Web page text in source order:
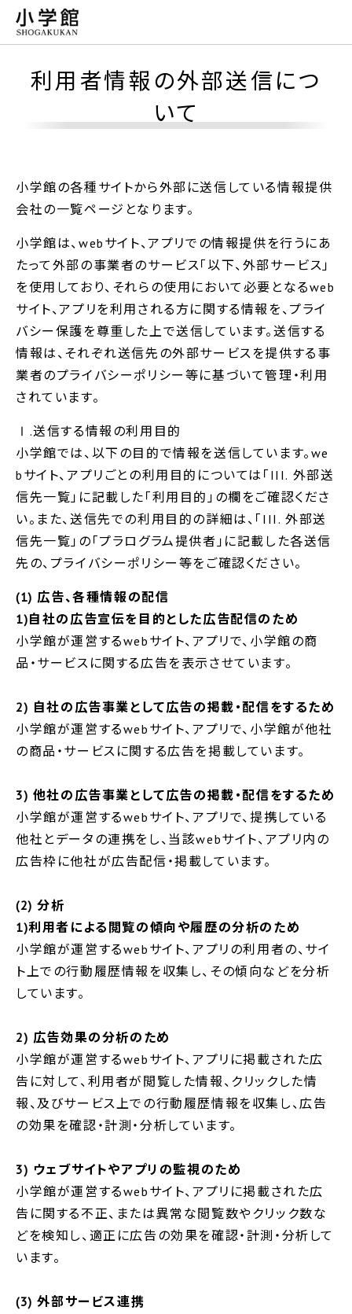
利用者情報の外部送信につ
いて
小学館の各種サイトから外部に送信している情報提供
会社の一覧ページとなります。
小学館は、webサイト、アプリでの情報提供を行うにあ
たって外部の事業者のサービス「以下、外部サービス」
を使用しており、それらの使用において必要となるweb
サイト、アプリを利用される方に関する情報を、プライ
バシー保護を尊重した上で送信しています。送信する
情報は、それぞれ送信先の外部サービスを提供する事
業者のプライバシーポリシー等に基づいて管理・利用
されています。
Ⅰ.送信する情報の利用目的
小学館では、以下の目的で情報を送信しています。we
bサイト、アプリごとの利用目的については「III. 外部送
信先一覧」に記載した「利用目的」の欄をご確認くださ
い。また、送信先での利用目的の詳細は、「III. 外部送
信先一覧」の「プラログラム提供者」に記載した各送信
先の、プライバシーポリシー等をご確認ください。
(1) 広告、各種情報の配信
1)自社の広告宣伝を目的とした広告配信のため
小学館が運営するwebサイト、アプリで、小学館の商
品・サービスに関する広告を表示させています。
2) 自社の広告事業として広告の掲載・配信をするため
小学館が運営するwebサイト、アプリで、小学館が他社
の商品・サービスに関する広告を掲載しています。
3) 他社の広告事業として広告の掲載・配信をするため
小学館が運営するwebサイト、アプリで、提携している
他社とデータの連携をし、当該webサイト、アプリ内の
広告枠に他社が広告配信・掲載しています。
(2) 分析
1)利用者による閲覧の傾向や履歴の分析のため
小学館が運営するwebサイト、アプリの利用者の、サイ
ト上での行動履歴情報を収集し、その傾向などを分析
しています。
2) 広告効果の分析のため
小学館が運営するwebサイト、アプリに掲載された広
告に対して、利用者が閲覧した情報、クリックした情
報、及びサービス上での行動履歴情報を収集し、広告
の効果を確認・計測・分析しています。
3) ウェブサイトやアプリの監視のため
小学館が運営するwebサイト、アプリに掲載された広
告に関する不正、または異常な閲覧数やクリック数な
どを検知し、適正に広告の効果を確認・計測・分析して
います。
(3) 外部サービス連携